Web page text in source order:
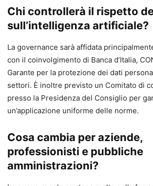
Chi controllerà il rispetto
sull’intelligenza artificiale?
La governance sarà affidata
con il coinvolgimento di Banca d’Italia,
Garante per la protezione dei dati
settori. È inoltre previsto un Comitato di
presso la Presidenza del Consiglio per
un’applicazione uniforme delle norme.
Cosa cambia per aziende,
professionisti e pubbliche
amministrazioni?